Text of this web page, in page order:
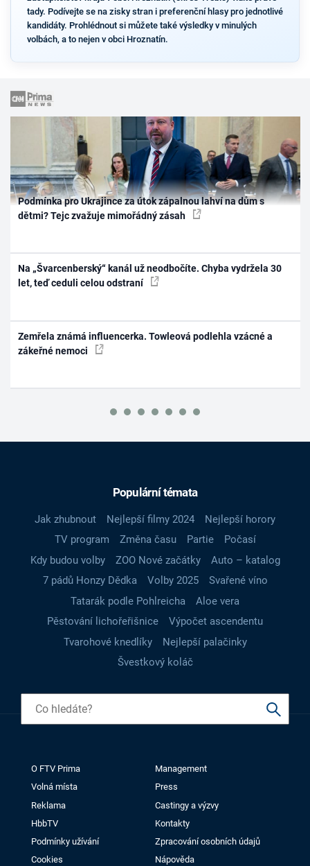
tady. Podívejte se na zisky stran i preferenční hlasy pro jednotlivé
kandidáty. Prohlédnout si můžete také výsledky v minulých
volbách, a to nejen v obci Hroznatín.
Podmínka pro Ukrajince za útok zápalnou lahví na dům s
dětmi? Tejc zvažuje mimořádný zásah
Na „Švarcenberský“ kanál už neodbočíte. Chyba vydržela 30
let, teď ceduli celou odstraní
Zemřela známá influencerka. Towleová podlehla vzácné a
zákeřné nemoci
Populární témata
Jak zhubnout Nejlepší filmy 2024
Nejlepší horory
TV program
Změna času Partie
Počasí
Kdy budou volby
ZOO Nové začátky
Auto – katalog
7 pádů Honzy Dědka
Volby 2025
Svařené víno
Tatarák podle Pohlreicha
Aloe vera
Pěstování lichořeřišnice
Výpočet ascendentu
Tvarohové knedlíky
Nejlepší palačinky
Švestkový koláč
O FTV Prima
Management
Volná místa
Press
Reklama
Castingy a výzvy
HbbTV
Kontakty
Podmínky užívání
Zpracování osobních údajů
Cookies
Nápověda